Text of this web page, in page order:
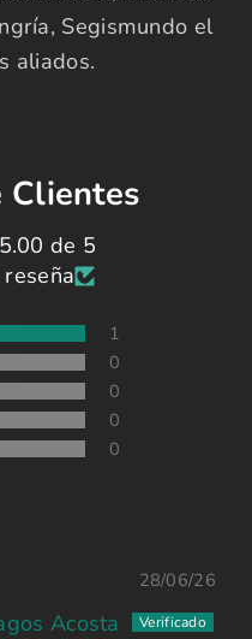
Segismundo el
aliados.
Clientes
5.00 de 5
1
0
0
0
0
28/06/26
Acosta